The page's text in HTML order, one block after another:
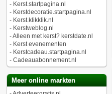
- Kerst.startpagina.nl
- Kerstdecoratie.startpagina.nl
- Kerst.klikklik.nl
- Kerstweblog.nl
-Alleen met kerst? kerstdate.nl
- Kerst evenementen
- Kerstcadeau.startpagina.nl
- Cadeauabonnement.nl
Meer online markten